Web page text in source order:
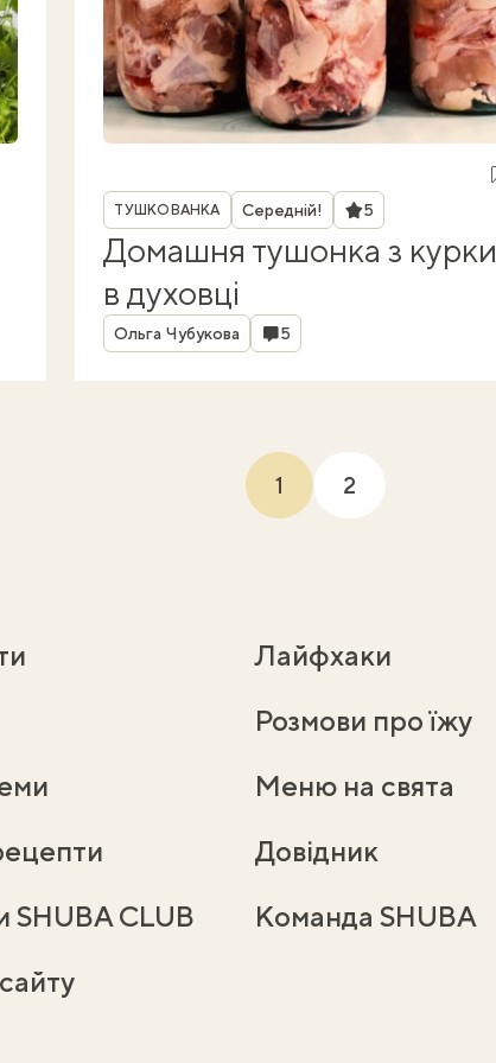
Рубрика
ТУШКОВАНКА Середній! Рейтинг
5
Домашня тушонка з курки
в духовці
Автор
Ольга Чубукова Коментарі
5
1(current)
2
Лайфхаки
Розмови про їжу
Меню на свята
Довідник
SHUBA CLUB
Команда SHUBA